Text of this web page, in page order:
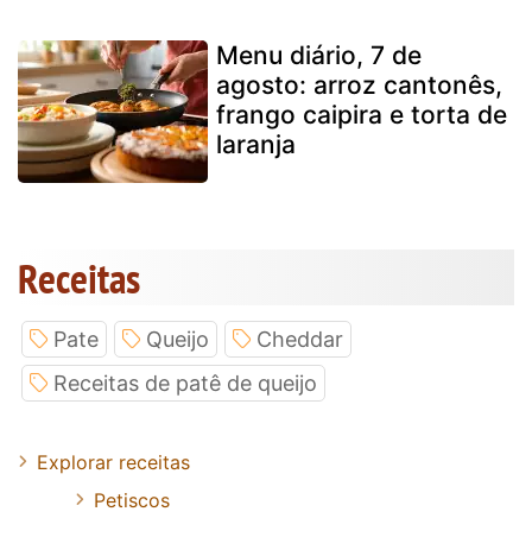
Menu diário, 7 de
agosto: arroz cantonês,
frango caipira e torta de
laranja
Receitas
Pate Queijo
Cheddar
Receitas de patê de queijo
Explorar receitas
Petiscos